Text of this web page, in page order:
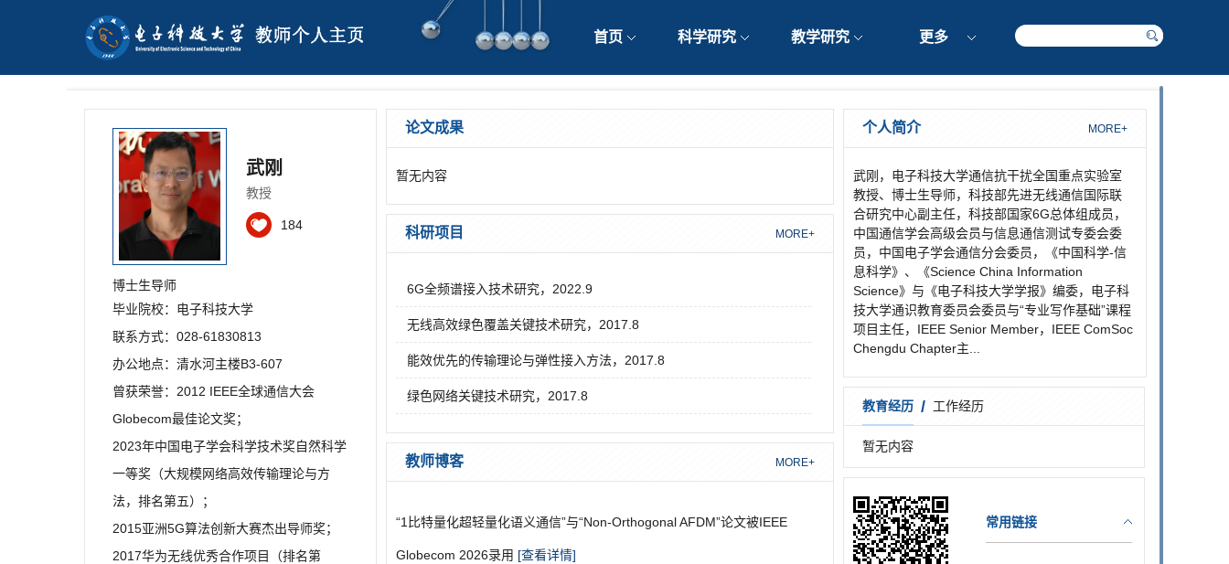
首页 科学研究 教学研究 更多
武刚
教授
184
博士生导师
毕业院校： 电子科技大学
联系方式： 028-61830813
办公地点： 清水河主楼B3-607
曾获荣誉： 2012 IEEE全球通信大会
Globecom最佳论文奖；
2023年中国电子学会科学技术奖自然科学
一等奖（大规模网络高效传输理论与方
法，排名第五）；
2015亚洲5G算法创新大赛杰出导师奖；
2017华为无线优秀合作项目（排名第
论文成果
暂无内容
科研项目 MORE+
6G全频谱接入技术研究，2022.9
无线高效绿色覆盖关键技术研究，2017.8
能效优先的传输理论与弹性接入方法，2017.8
绿色网络关键技术研究，2017.8
教师博客 MORE+
“1比特量化超轻量化语义通信”与“Non-Orthogonal AFDM”论文被IEEE
Globecom 2026录用 [查看详情]
个人简介 MORE+
武刚，电子科技大学通信抗干扰全国重点实验室
教授、博士生导师，科技部先进无线通信国际联
合研究中心副主任，科技部国家6G总体组成员，
中国通信学会高级会员与信息通信测试专委会委
员，中国电子学会通信分会委员，《中国科学-信
息科学》、《Science China Information
Science》与《电子科技大学学报》编委，电子科
技大学通识教育委员会委员与“专业写作基础”课程
项目主任，IEEE Senior Member，IEEE ComSoc
Chengdu Chapter主...
教育经历 / 工作经历
暂无内容
常用链接